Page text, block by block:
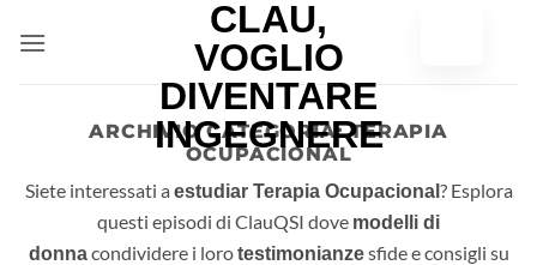
ARCHIVIO CATEGORIA:TERAPIA
OCUPACIONAL
Siete interessati a estudiar Terapia Ocupacional ? Esplora
questi episodi di ClauQSI dove modelli di
donnacondividere i lorotestimonianzesfide e consigli su